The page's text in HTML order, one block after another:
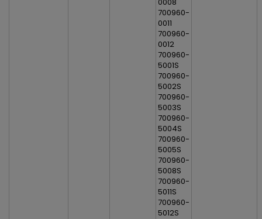
700960-
0011
700960-
0012
700960-
5001S
700960-
5002S
700960-
5003S
700960-
5004S
700960-
5005S
700960-
5008S
700960-
5011S
700960-
5012S